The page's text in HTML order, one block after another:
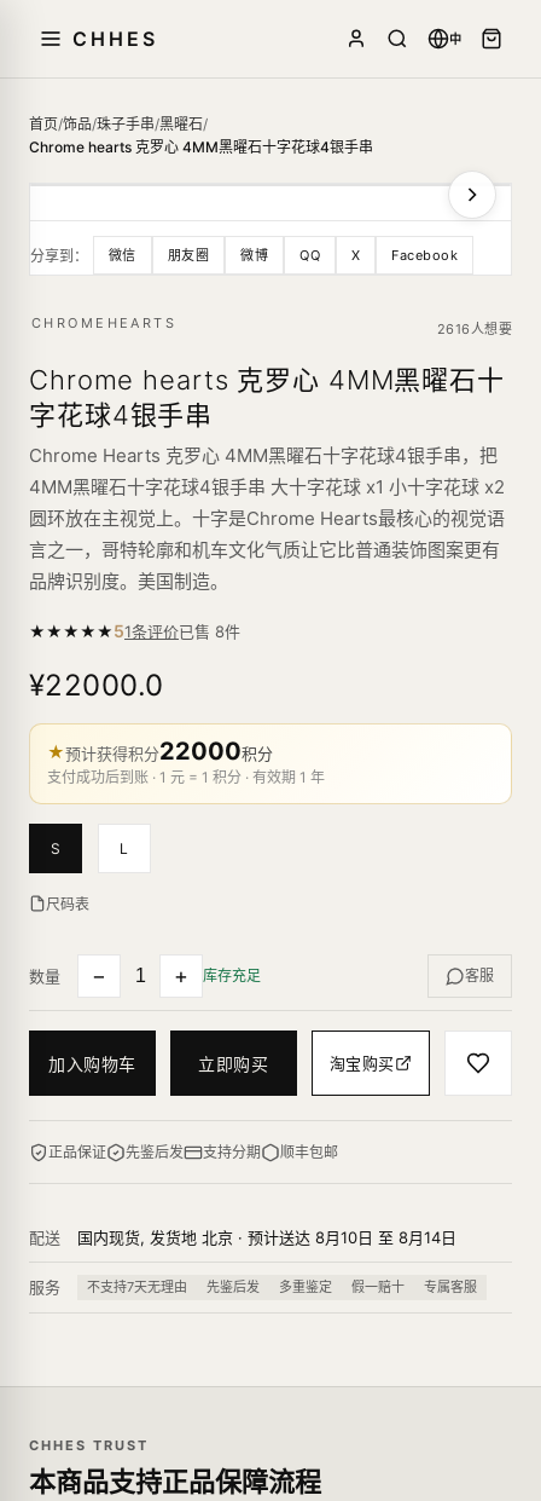
CHHES 中
首页/饰品/珠子手串/黑曜石/
Chrome hearts 克罗心 4MM黑曜石十字花球4银手串
分享到： 微信 朋友圈 微博 QQ X Facebook
CHROMEHEARTS 2616人想要
Chrome hearts 克罗心 4MM黑曜石十
字花球4银手串
Chrome Hearts 克罗心 4MM黑曜石十字花球4银手串，把
4MM黑曜石十字花球4银手串 大十字花球 x1 小十字花球 x2
圆环放在主视觉上。十字是Chrome Hearts最核心的视觉语
言之一，哥特轮廓和机车文化气质让它比普通装饰图案更有
品牌识别度。美国制造。
★★★★★51条评价已售 8件
¥22000.0
★预计获得积分22000积分
支付成功后到账 · 1 元 = 1 积分 · 有效期 1 年
S L
尺码表
数量 − + 库存充足 客服
加入购物车 立即购买 淘宝购买
正品保证 先鉴后发 支持分期 顺丰包邮
配送 国内现货, 发货地 北京 · 预计送达 8月10日 至 8月14日
服务 不支持7天无理由 先鉴后发 多重鉴定 假一赔十 专属客服
CHHES TRUST
本商品支持正品保障流程